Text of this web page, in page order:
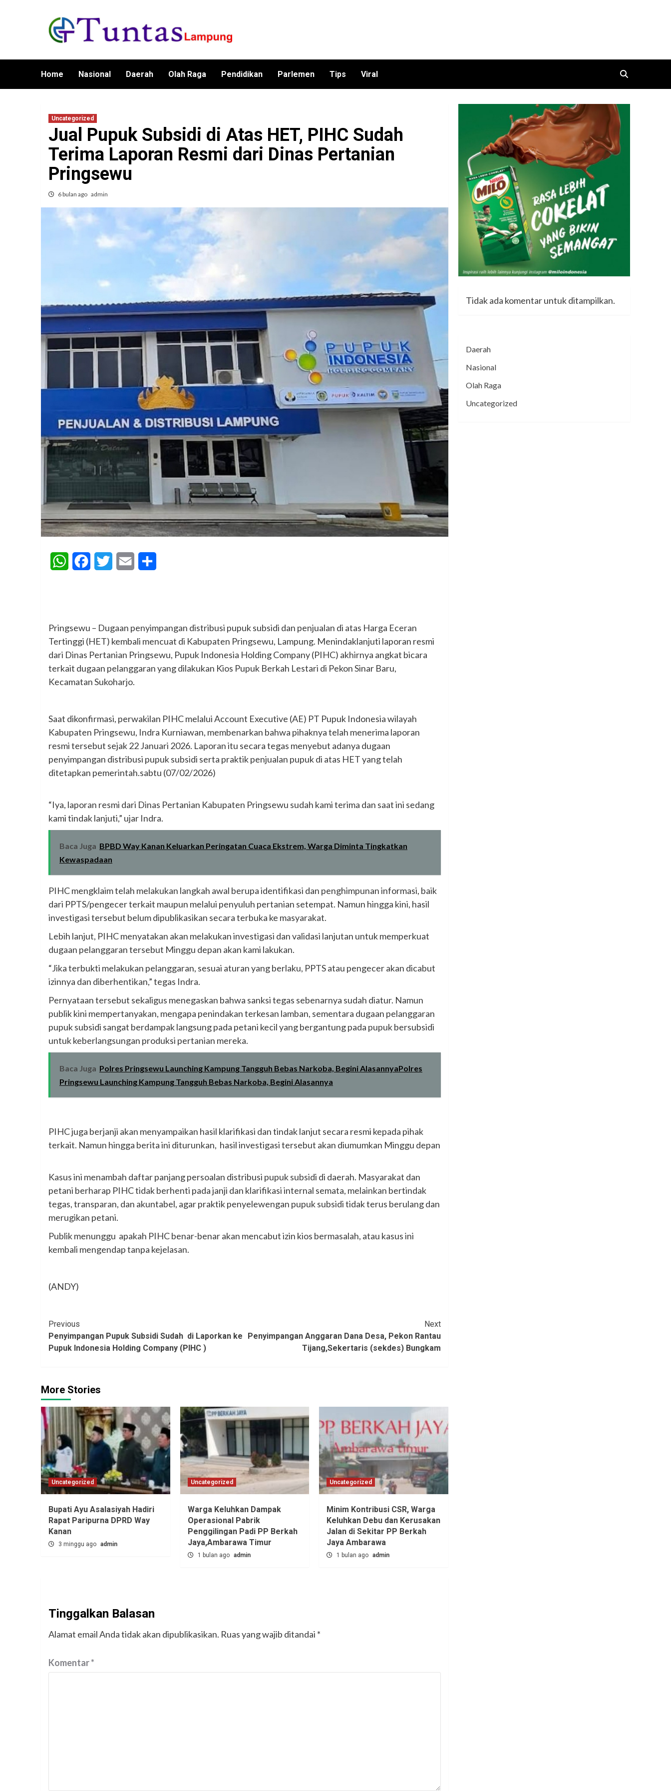
Home Nasional Daerah Olah Raga Pendidikan Parlemen Tips Viral
Uncategorized
Jual Pupuk Subsidi di Atas HET, PIHC Sudah
Terima Laporan Resmi dari Dinas Pertanian
Pringsewu
6 bulan ago admin
WhatsAppFacebookTwitter Email
‎Pringsewu – Dugaan penyimpangan distribusi pupuk subsidi dan penjualan di atas Harga Eceran
Tertinggi (HET) kembali mencuat di Kabupaten Pringsewu, Lampung. Menindaklanjuti laporan resmi
dari Dinas Pertanian Pringsewu, Pupuk Indonesia Holding Company (PIHC) akhirnya angkat bicara
terkait dugaan pelanggaran yang dilakukan Kios Pupuk Berkah Lestari di Pekon Sinar Baru,
Kecamatan Sukoharjo.
‎Saat dikonfirmasi, perwakilan PIHC melalui Account Executive (AE) PT Pupuk Indonesia wilayah
Kabupaten Pringsewu, Indra Kurniawan, membenarkan bahwa pihaknya telah menerima laporan
resmi tersebut sejak 22 Januari 2026. Laporan itu secara tegas menyebut adanya dugaan
penyimpangan distribusi pupuk subsidi serta praktik penjualan pupuk di atas HET yang telah
ditetapkan pemerintah.sabtu (07/02/2026)
‎“Iya, laporan resmi dari Dinas Pertanian Kabupaten Pringsewu sudah kami terima dan saat ini sedang
kami tindak lanjuti,” ujar Indra.
Baca Juga BPBD Way Kanan Keluarkan Peringatan Cuaca Ekstrem, Warga Diminta Tingkatkan
Kewaspadaan
‎PIHC mengklaim telah melakukan langkah awal berupa identifikasi dan penghimpunan informasi, baik
dari PPTS/pengecer terkait maupun melalui penyuluh pertanian setempat. Namun hingga kini, hasil
investigasi tersebut belum dipublikasikan secara terbuka ke masyarakat.
‎Lebih lanjut, PIHC menyatakan akan melakukan investigasi dan validasi lanjutan untuk memperkuat
dugaan pelanggaran tersebut Minggu depan akan kami lakukan.
‎“Jika terbukti melakukan pelanggaran, sesuai aturan yang berlaku, PPTS atau pengecer akan dicabut
izinnya dan diberhentikan,” tegas Indra.
‎Pernyataan tersebut sekaligus menegaskan bahwa sanksi tegas sebenarnya sudah diatur. Namun
publik kini mempertanyakan, mengapa penindakan terkesan lamban, sementara dugaan pelanggaran
pupuk subsidi sangat berdampak langsung pada petani kecil yang bergantung pada pupuk bersubsidi
untuk keberlangsungan produksi pertanian mereka.
Baca Juga Polres Pringsewu Launching Kampung Tangguh Bebas Narkoba, Begini AlasannyaPolres
Pringsewu Launching Kampung Tangguh Bebas Narkoba, Begini Alasannya
‎PIHC juga berjanji akan menyampaikan hasil klarifikasi dan tindak lanjut secara resmi kepada pihak
terkait. Namun hingga berita ini diturunkan, hasil investigasi tersebut akan diumumkan Minggu depan
‎Kasus ini menambah daftar panjang persoalan distribusi pupuk subsidi di daerah. Masyarakat dan
petani berharap PIHC tidak berhenti pada janji dan klarifikasi internal semata, melainkan bertindak
tegas, transparan, dan akuntabel, agar praktik penyelewengan pupuk subsidi tidak terus berulang dan
merugikan petani.
‎Publik menunggu apakah PIHC benar-benar akan mencabut izin kios bermasalah, atau kasus ini
kembali mengendap tanpa kejelasan.
‎(ANDY)
Continue
Reading
Previous
Penyimpangan Pupuk Subsidi Sudah di Laporkan ke
Pupuk Indonesia Holding Company (PIHC )
Next
Penyimpangan Anggaran Dana Desa, Pekon Rantau
Tijang,Sekertaris (sekdes) Bungkam
More Stories
Uncategorized
Bupati Ayu Asalasiyah Hadiri
Rapat Paripurna DPRD Way
Kanan
3 minggu ago admin
Uncategorized
Warga Keluhkan Dampak
Operasional Pabrik
Penggilingan Padi PP Berkah
Jaya,‎Ambarawa Timur
1 bulan ago admin
Uncategorized
Minim Kontribusi CSR, Warga
Keluhkan Debu dan Kerusakan
Jalan di Sekitar PP Berkah
Jaya Ambarawa‎
1 bulan ago admin
Tinggalkan Balasan
Alamat email Anda tidak akan dipublikasikan. Ruas yang wajib ditandai *
Komentar*
Tidak ada komentar untuk ditampilkan.
Daerah
Nasional
Olah Raga
Uncategorized